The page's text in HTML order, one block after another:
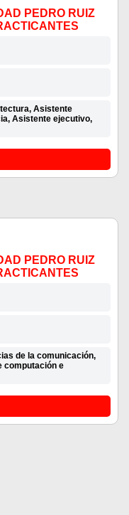
PEDRO RUIZ
Asistente
Asistente ejecutivo,
PEDRO RUIZ
de la comunicación,
computación e